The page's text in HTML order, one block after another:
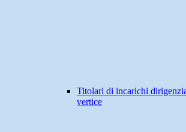
Titolari di incarichi
vertice